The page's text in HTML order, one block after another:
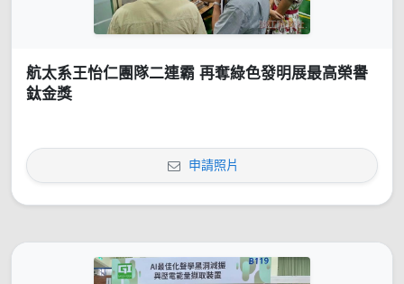
航太系王怡仁團隊二連霸 再奪綠色發明展最高榮譽
鈦金獎
申請照片